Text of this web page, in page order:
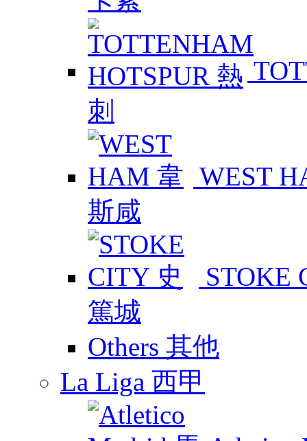
WEST
STOKE
Others 其他
La Liga 西甲